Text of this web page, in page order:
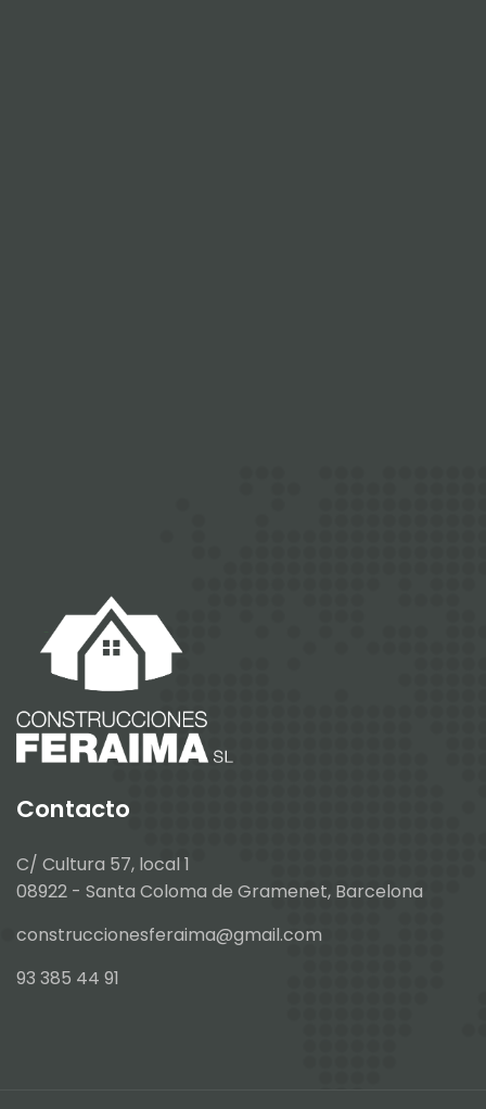
Contacto
C/ Cultura 57, local 1
08922 - Santa Coloma de Gramenet, Barcelona
construccionesferaima@gmail.com
93 385 44 91